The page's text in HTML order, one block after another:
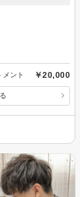
ント ￥20,000